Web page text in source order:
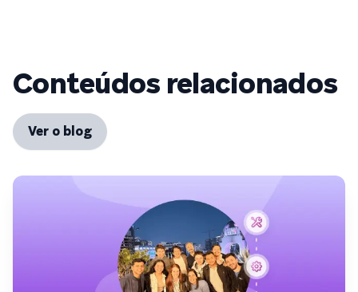
Conteúdos relacionados
Ver o blog